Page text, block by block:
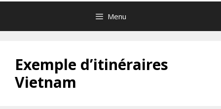
Menu
Exemple d’itinéraires
Vietnam